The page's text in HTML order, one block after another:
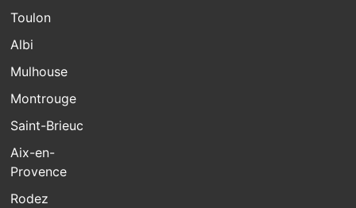
Toulon
Albi
Mulhouse
Montrouge
Saint-Brieuc
Aix-en-
Provence
Rodez